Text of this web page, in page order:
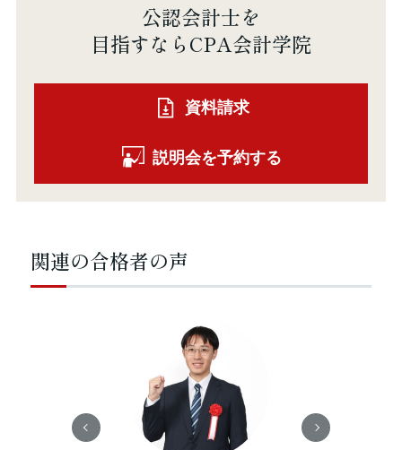
公認会計士を
目指すならCPA会計学院
資料請求
説明会を予約する
関連の合格者の声